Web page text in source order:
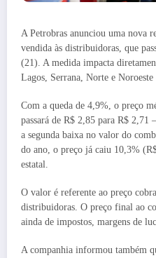
A Petrobras anunciou uma nova
vendida às distribuidoras, que
(21). A medida impacta
Lagos, Serrana, Norte e Noroeste
Com a queda de 4,9%, o preço
passará de R$ 2,85 para R$
a segunda baixa no valor do
do ano, o preço já caiu 10,3%
estatal.
O valor é referente ao preço
distribuidoras. O preço final ao
ainda de impostos, margens de
A companhia informou também